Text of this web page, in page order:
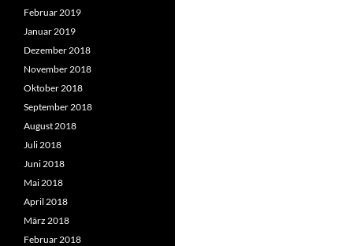
Februar 2019
Januar 2019
Dezember 2018
November 2018
Oktober 2018
September 2018
August 2018
Juli 2018
Juni 2018
Mai 2018
April 2018
März 2018
Februar 2018